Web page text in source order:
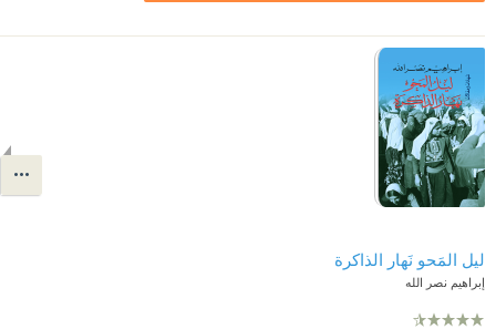
ليل المَحو نَهار الذاكرة
إبراهيم نصر الله